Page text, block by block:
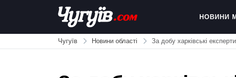
Chuguiv
НОВИНИ
Чугуїв Новини області За добу харківські